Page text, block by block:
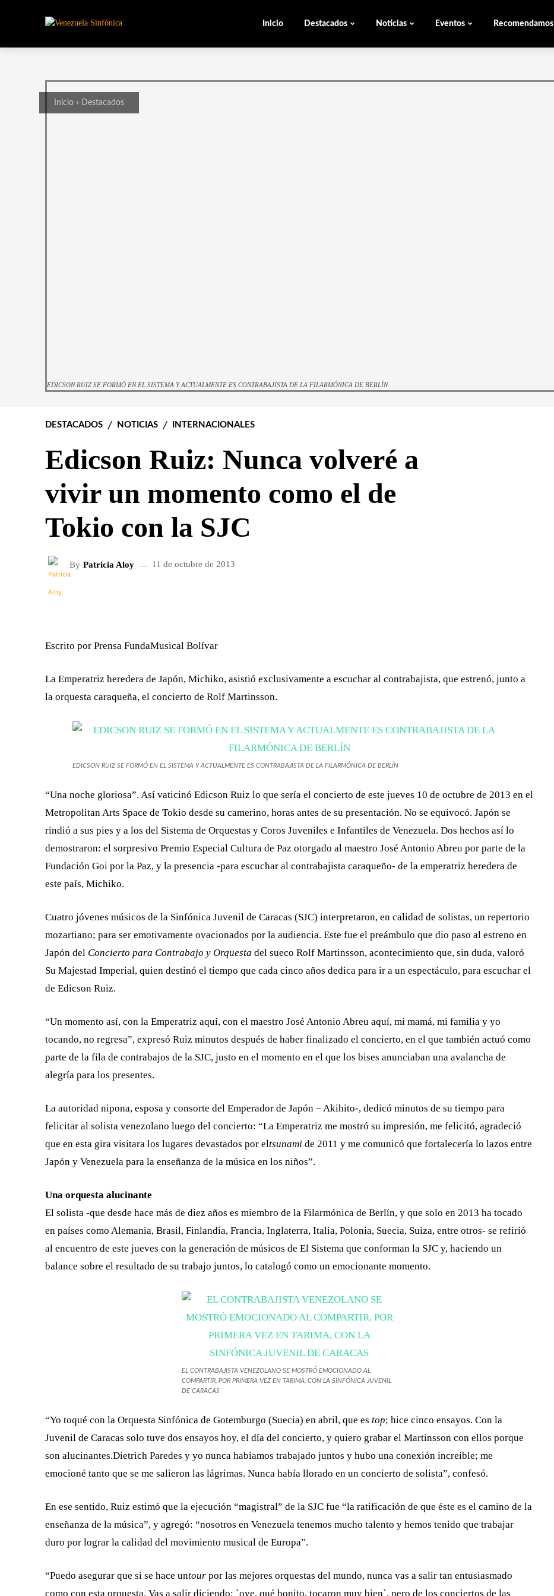
Inicio Destacados Noticias Eventos Recomendamos
Inicio Destacados
EDICSON RUIZ SE FORMÓ EN EL SISTEMA Y ACTUALMENTE ES CONTRABAJISTA DE LA FILARMÓNICA DE BERLÍN
DESTACADOS NOTICIAS INTERNACIONALES
Edicson Ruiz: Nunca volveré a
vivir un momento como el de
Tokio con la SJC
By Patricia Aloy 11 de octubre de 2013
Escrito por Prensa FundaMusical Bolívar
La Emperatriz heredera de Japón, Michiko, asistió exclusivamente a escuchar al contrabajista, que estrenó, junto a
la orquesta caraqueña, el concierto de Rolf Martinsson.
EDICSON RUIZ SE FORMÓ EN EL SISTEMA Y ACTUALMENTE ES CONTRABAJISTA DE LA FILARMÓNICA DE BERLÍN
“Una noche gloriosa”. Así vaticinó Edicson Ruiz lo que sería el concierto de este jueves 10 de octubre de 2013 en el
Metropolitan Arts Space de Tokio desde su camerino, horas antes de su presentación. No se equivocó. Japón se
rindió a sus pies y a los del Sistema de Orquestas y Coros Juveniles e Infantiles de Venezuela. Dos hechos así lo
demostraron: el sorpresivo Premio Especial Cultura de Paz otorgado al maestro José Antonio Abreu por parte de la
Fundación Goi por la Paz, y la presencia -para escuchar al contrabajista caraqueño- de la emperatriz heredera de
este país, Michiko.
Cuatro jóvenes músicos de la Sinfónica Juvenil de Caracas (SJC) interpretaron, en calidad de solistas, un repertorio
mozartiano; para ser emotivamente ovacionados por la audiencia. Este fue el preámbulo que dio paso al estreno en
Japón del Concierto para Contrabajo y Orquesta del sueco Rolf Martinsson, acontecimiento que, sin duda, valoró
Su Majestad Imperial, quien destinó el tiempo que cada cinco años dedica para ir a un espectáculo, para escuchar el
de Edicson Ruiz.
“Un momento así, con la Emperatriz aquí, con el maestro José Antonio Abreu aquí, mi mamá, mi familia y yo
tocando, no regresa”, expresó Ruiz minutos después de haber finalizado el concierto, en el que también actuó como
parte de la fila de contrabajos de la SJC, justo en el momento en el que los bises anunciaban una avalancha de
alegría para los presentes.
La autoridad nipona, esposa y consorte del Emperador de Japón – Akihito-, dedicó minutos de su tiempo para
felicitar al solista venezolano luego del concierto: “La Emperatriz me mostró su impresión, me felicitó, agradeció
que en esta gira visitara los lugares devastados por eltsunami de 2011 y me comunicó que fortalecería lo lazos entre
Japón y Venezuela para la enseñanza de la música en los niños”.
Una orquesta alucinante
El solista -que desde hace más de diez años es miembro de la Filarmónica de Berlín, y que solo en 2013 ha tocado
en países como Alemania, Brasil, Finlandia, Francia, Inglaterra, Italia, Polonia, Suecia, Suiza, entre otros- se refirió
al encuentro de este jueves con la generación de músicos de El Sistema que conforman la SJC y, haciendo un
balance sobre el resultado de su trabajo juntos, lo catalogó como un emocionante momento.
EL CONTRABAJISTA VENEZOLANO SE MOSTRÓ EMOCIONADO AL
COMPARTIR, POR PRIMERA VEZ EN TARIMA, CON LA SINFÓNICA JUVENIL
DE CARACAS
“Yo toqué con la Orquesta Sinfónica de Gotemburgo (Suecia) en abril, que es top; hice cinco ensayos. Con la
Juvenil de Caracas solo tuve dos ensayos hoy, el día del concierto, y quiero grabar el Martinsson con ellos porque
son alucinantes.Dietrich Paredes y yo nunca habíamos trabajado juntos y hubo una conexión increíble; me
emocioné tanto que se me salieron las lágrimas. Nunca había llorado en un concierto de solista”, confesó.
En ese sentido, Ruiz estimó que la ejecución “magistral” de la SJC fue “la ratificación de que éste es el camino de la
enseñanza de la música”, y agregó: “nosotros en Venezuela tenemos mucho talento y hemos tenido que trabajar
duro por lograr la calidad del movimiento musical de Europa”.
“Puedo asegurar que si se hace untour por las mejores orquestas del mundo, nunca vas a salir tan entusiasmado
como con esta orquesta. Vas a salir diciendo: `oye, qué bonito, tocaron muy bien`, pero de los conciertos de las